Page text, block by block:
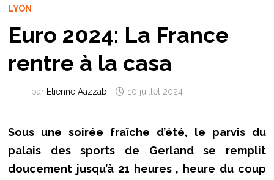
LYON
Euro 2024: La France
rentre à la casa
par Etienne Aazzab 10 juillet 2024
Sous une soirée fraîche d’été, le parvis du
palais des sports de Gerland se remplit
doucement jusqu’à 21 heures , heure du coup